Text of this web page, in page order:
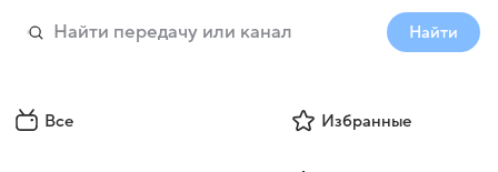
Найти
Все Избранные